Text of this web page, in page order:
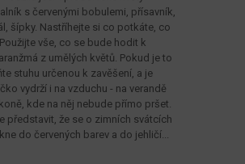
s červenými bobulemi, přísavník,
šípky. Nastříhejte si co potkáte, co
vše, co se bude hodit k
z umělých květů. Pokud je to
stuhu určenou k zavěšení, a je
vydrží i na vzduchu - na verandě
kde na něj nebude přímo pršet.
představit, že se o zimních svátcích
do červených barev a do jehličí...